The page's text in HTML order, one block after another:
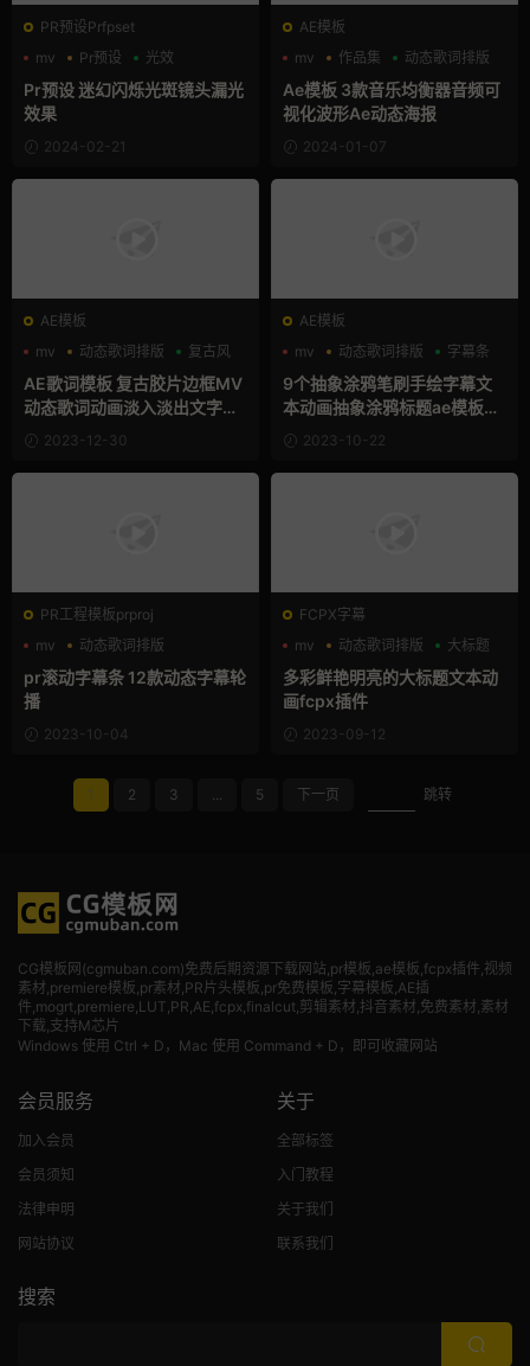
PR预设Prfpset
mv
Pr预设 光效
Pr预设 迷幻闪烁光斑镜头漏光
效果
2024-02-21
AE模板
mv
作品集 动态歌词排版
Ae模板 3款音乐均衡器音频可
视化波形Ae动态海报
2024-01-07
AE模板
mv
动态歌词排版 复古风
AE歌词模板 复古胶片边框MV
动态歌词动画淡入淡出文字特
效Ae模板
2023-12-30
AE模板
mv
动态歌词排版 字幕条
9个抽象涂鸦笔刷手绘字幕文
本动画抽象涂鸦标题ae模板素
材 2023-10-22
PR工程模板prproj
mv
动态歌词排版
商务模板
pr滚动字幕条 12款动态字幕轮
播
2023-10-04
FCPX字幕
mv
动态歌词排版 大标题
多彩鲜艳明亮的大标题文本动
画fcpx插件
2023-09-12
1 2 3 ... 5 下一页 跳转
CG模板网(cgmuban.com)免费后期资源下载网站,pr模板,ae模板,fcpx插件,视频
素材,premiere模板,pr素材,PR片头模板,pr免费模板,字幕模板,AE插
件,mogrt,premiere,LUT,PR,AE,fcpx,finalcut,剪辑素材,抖音素材,免费素材,素材
下载,支持M芯片
Windows 使用 Ctrl + D，Mac 使用 Command + D，即可收藏网站
会员服务
加入会员
会员须知
法律申明
网站协议
关于
全部标签
入门教程
关于我们
联系我们
搜索